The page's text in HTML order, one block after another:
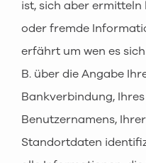
ist, sich aber ermitteln
oder fremde
erfährt um wen es
B. über die Angabe
Bankverbindung,
Benutzernamens,
Standortdaten